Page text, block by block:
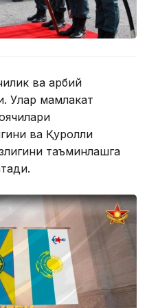
ва ҳарбий
Улар мамлакат
ва Қуролли
таъминлашга